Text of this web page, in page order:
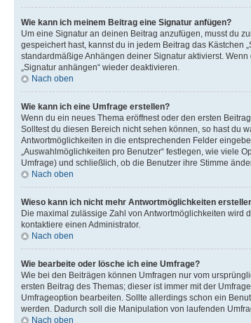
Wie kann ich meinem Beitrag eine Signatur anfügen?
Um eine Signatur an deinen Beitrag anzufügen, musst du
gespeichert hast, kannst du in jedem Beitrag das Kästchen
standardmäßige Anhängen deiner Signatur aktivierst.
„Signatur anhängen“ wieder deaktivieren.
Nach oben
Wie kann ich eine Umfrage erstellen?
Wenn du ein neues Thema eröffnest oder den ersten
Solltest du diesen Bereich nicht sehen können, so hast du
Antwortmöglichkeiten in die entsprechenden Felder
„Auswahlmöglichkeiten pro Benutzer“ festlegen, wie viele
Umfrage) und schließlich, ob die Benutzer ihre Stimme
Nach oben
Wieso kann ich nicht mehr Antwortmöglichkeiten
Die maximal zulässige Zahl von Antwortmöglichkeiten wird
kontaktiere einen Administrator.
Nach oben
Wie bearbeite oder lösche ich eine Umfrage?
Wie bei den Beiträgen können Umfragen nur vom
ersten Beitrag des Themas; dieser ist immer mit der
Umfrageoption bearbeiten. Sollte allerdings schon ein
werden. Dadurch soll die Manipulation von laufenden
Nach oben